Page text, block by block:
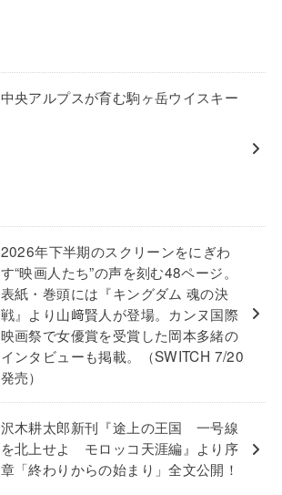
中央アルプスが育む駒ヶ岳ウイスキー
2026年下半期のスクリーンをにぎわ
す“映画人たち”の声を刻む48ページ。
表紙・巻頭には『キングダム 魂の決
戦』より山﨑賢人が登場。カンヌ国際
映画祭で女優賞を受賞した岡本多緒の
インタビューも掲載。（SWITCH 7/20
発売）
沢木耕太郎新刊『途上の王国 一号線
を北上せよ モロッコ天涯編』より序
章「終わりからの始まり」全文公開！